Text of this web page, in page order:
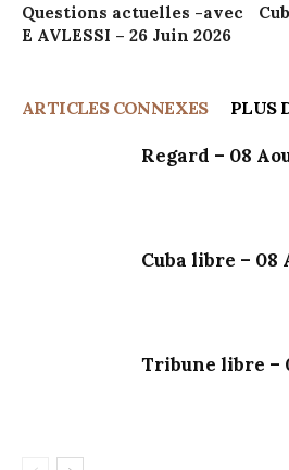
Questions actuelles -avec
E AVLESSI – 26 Juin 2026
ARTICLES CONNEXES PLUS
Regard – 08
Cuba libre – 08
Tribune libre –